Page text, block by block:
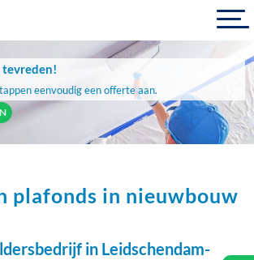
tevreden!
eenvoudig een offerte aan.
plafonds in nieuwbouw
in Leidschendam-